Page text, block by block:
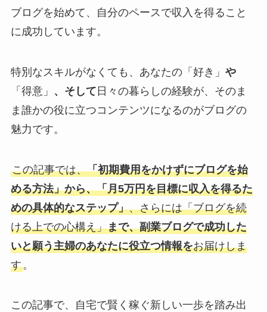
ブログを始めて、自分のペースで収入を得ること
に成功しています。
特別なスキルがなくても、あなたの「好き」 や
「得意」 、そして 日々の暮らしの経験が、そのま
ま誰かの役に立つコンテンツになるのがブログの
魅力です。
この記事では、「初期費用をかけずにブログを始
める方法」から、「月5万円を目標に収入を得るた
めの具体的なステップ」、さらには「ブログを続
ける上での心構え」まで、副業ブログで成功した
いと願う主婦のあなたに役立つ情報をお届けしま
す。
この記事で、自宅で賢く稼ぐ新しい一歩を踏み出